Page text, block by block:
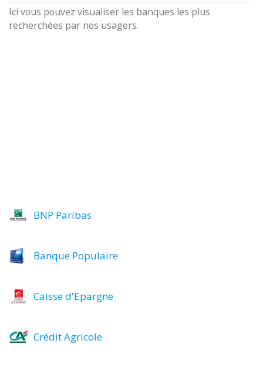
Ici vous pouvez visualiser les banques les plus
recherchées par nos usagers.
BNP Paribas
Banque Populaire
Caisse d'Epargne
Crédit Agricole